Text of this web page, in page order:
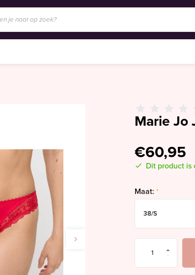
Marie Jo
€60,95
Dit product is
Maat: *